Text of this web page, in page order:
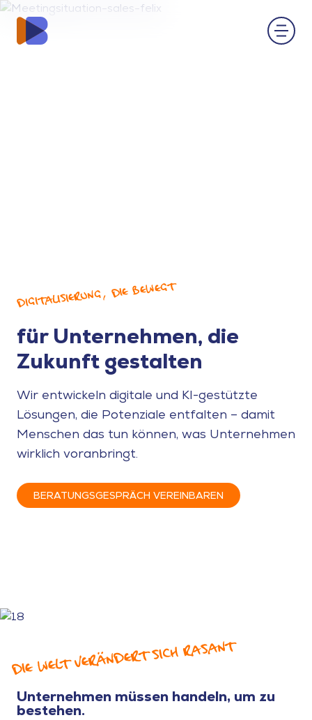
DIGITALISIERUNG, DIE BEWEGT
für Unternehmen, die
Zukunft gestalten
Wir entwickeln digitale und KI-gestützte
Lösungen, die Potenziale entfalten – damit
Menschen das tun können, was Unternehmen
wirklich voranbringt.
BERATUNGSGESPRÄCH VEREINBAREN
DIE WELT VERÄNDERT SICH RASANT
Unternehmen müssen handeln, um zu
bestehen.